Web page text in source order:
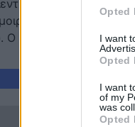
Opted
I want
Opted
I want
of my
was
Opted
με την
με αφορμή
Ο Λουπάσης την […]